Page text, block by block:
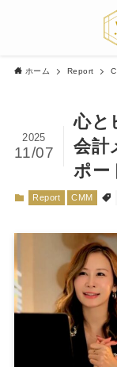
ホーム Report
心と
会計
ポー
2025
11/07
Report CMM